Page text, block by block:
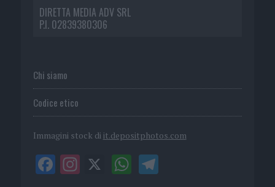
DIRETTA MEDIA ADV SRL
P.I. 02839380306
Chi siamo
Codice etico
Immagini stock di it.depositphotos.com